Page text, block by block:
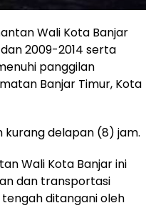
Wali Kota Banjar
2009-2014 serta
panggilan
Banjar Timur, Kota
kurang delapan (8) jam.
Wali Kota Banjar ini
dan transportasi
tengah ditangani oleh